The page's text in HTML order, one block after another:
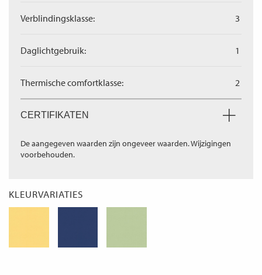
Verblindingsklasse: 3
Daglichtgebruik: 1
Thermische comfortklasse: 2
CERTIFIKATEN
De aangegeven waarden zijn ongeveer waarden. Wijzigingen
voorbehouden.
KLEURVARIATIES